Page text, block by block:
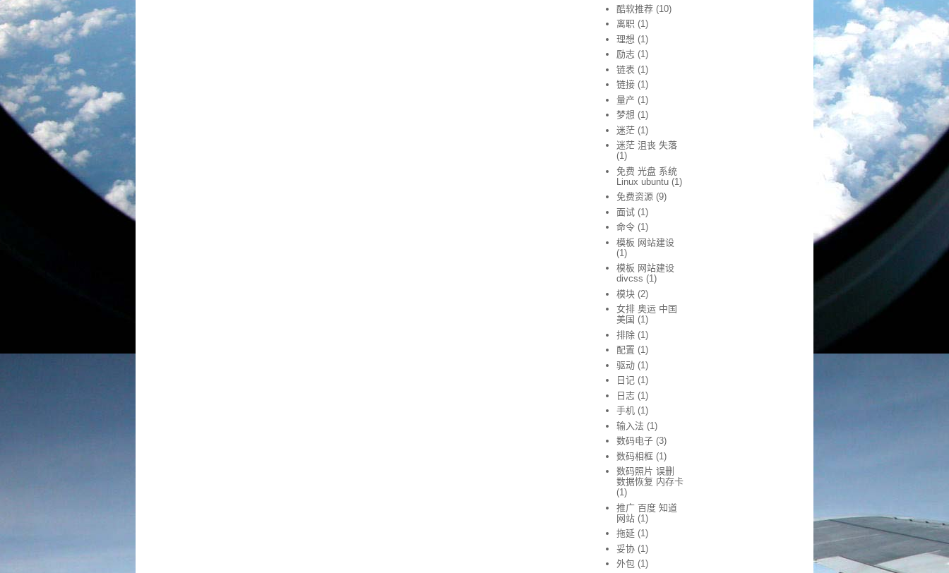
酷软推荐 (10)
离职 (1)
理想 (1)
励志 (1)
链表 (1)
链接 (1)
量产 (1)
梦想 (1)
迷茫 (1)
迷茫 沮丧 失落
(1)
免费 光盘 系统
Linux ubuntu (1)
免费资源 (9)
面试 (1)
命令 (1)
模板 网站建设
(1)
模板 网站建设
divcss (1)
模块 (2)
女排 奥运 中国
美国 (1)
排除 (1)
配置 (1)
驱动 (1)
日记 (1)
日志 (1)
手机 (1)
输入法 (1)
数码电子 (3)
数码相框 (1)
数码照片 误删
数据恢复 内存卡
(1)
推广 百度 知道
网站 (1)
拖延 (1)
妥协 (1)
外包 (1)